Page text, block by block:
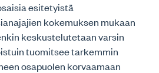
esitetyistä
kokemuksen mukaan
keskustelutetaan varsin
tuomitsee tarkemmin
osapuolen korvaamaan